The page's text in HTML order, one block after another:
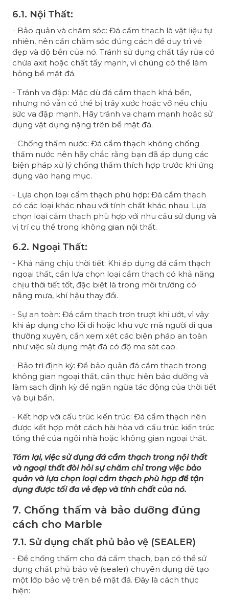
6.1. Nội Thất:
- Bảo quản và chăm sóc: Đá cẩm thạch là vật liệu tự
nhiên, nên cần chăm sóc đúng cách để duy trì vẻ
đẹp và độ bền của nó. Tránh sử dụng chất tẩy rửa có
chứa axit hoặc chất tẩy mạnh, vì chúng có thể làm
hỏng bề mặt đá.
- Tránh va đập: Mặc dù đá cẩm thạch khá bền,
nhưng nó vẫn có thể bị trầy xước hoặc vỡ nếu chịu
sức va đập mạnh. Hãy tránh va chạm mạnh hoặc sử
dụng vật dụng nặng trên bề mặt đá.
- Chống thấm nước: Đá cẩm thạch không chống
thấm nước nên hãy chắc rằng bạn đã áp dụng các
biện pháp xử lý chống thấm thích hợp trước khi ứng
dụng vào hạng mục.
- Lựa chọn loại cẩm thạch phù hợp: Đá cẩm thạch
có các loại khác nhau với tính chất khác nhau. Lựa
chọn loại cẩm thạch phù hợp với nhu cầu sử dụng và
vị trí cụ thể trong không gian nội thất.
6.2. Ngoại Thất:
- Khả năng chịu thời tiết: Khi áp dụng đá cẩm thạch
ngoại thất, cần lựa chọn loại cẩm thạch có khả năng
chịu thời tiết tốt, đặc biệt là trong môi trường có
nắng mưa, khí hậu thay đổi.
- Sự an toàn: Đá cẩm thạch trơn trượt khi ướt, vì vậy
khi áp dụng cho lối đi hoặc khu vực mà người đi qua
thường xuyên, cần xem xét các biện pháp an toàn
như việc sử dụng mặt đá có độ ma sát cao.
- Bảo trì định kỳ: Để bảo quản đá cẩm thạch trong
không gian ngoại thất, cần thực hiện bảo dưỡng và
làm sạch định kỳ để ngăn ngừa tác động của thời tiết
và bụi bẩn.
- Kết hợp với cấu trúc kiến trúc: Đá cẩm thạch nên
được kết hợp một cách hài hòa với cấu trúc kiến trúc
tổng thể của ngôi nhà hoặc không gian ngoại thất.
Tóm lại, việc sử dụng đá cẩm thạch trong nội thất
và ngoại thất đòi hỏi sự chăm chỉ trong việc bảo
quản và lựa chọn loại cẩm thạch phù hợp để tận
dụng được tối đa vẻ đẹp và tính chất của nó.
7. Chống thấm và bảo dưỡng đúng
cách cho Marble
7.1. Sử dụng chất phủ bảo vệ (SEALER)
- Để chống thấm cho đá cẩm thạch, bạn có thể sử
dụng chất phủ bảo vệ (sealer) chuyên dụng để tạo
một lớp bảo vệ trên bề mặt đá. Đây là cách thực
hiện: